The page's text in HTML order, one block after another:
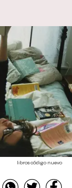
libros código nuevo